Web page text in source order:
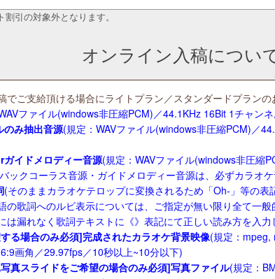
引の対象外となります。
オンライン入稿につい
でご支給頂ける場合にライトプラン／スタンダードプランの
ファイル(windows非圧縮PCM)／44.1KHz 16Bit 1チャン
のみ抽出音源(規定：WAVファイル(windows非圧縮PCM)／
ガイドメロディー音源(規定：WAVファイル(windows非圧縮
ックコーラス音源・ガイドメロディー音源は、必ずカラオ
(そのままカラオケテロップに変換されるため「Oh-」等の
の歌詞へのルビ表示については、ご指定が無い限り全て一
は漏れなく歌詞テキストに《》表記にて正しい読み方を入
る場合のみ必須]完成されたカラオケ背景映像(規定：mpeg,
画角／29.97fps／10秒以上~10分以下)
真スライドをご希望の場合のみ必須]写真ファイル(規定：